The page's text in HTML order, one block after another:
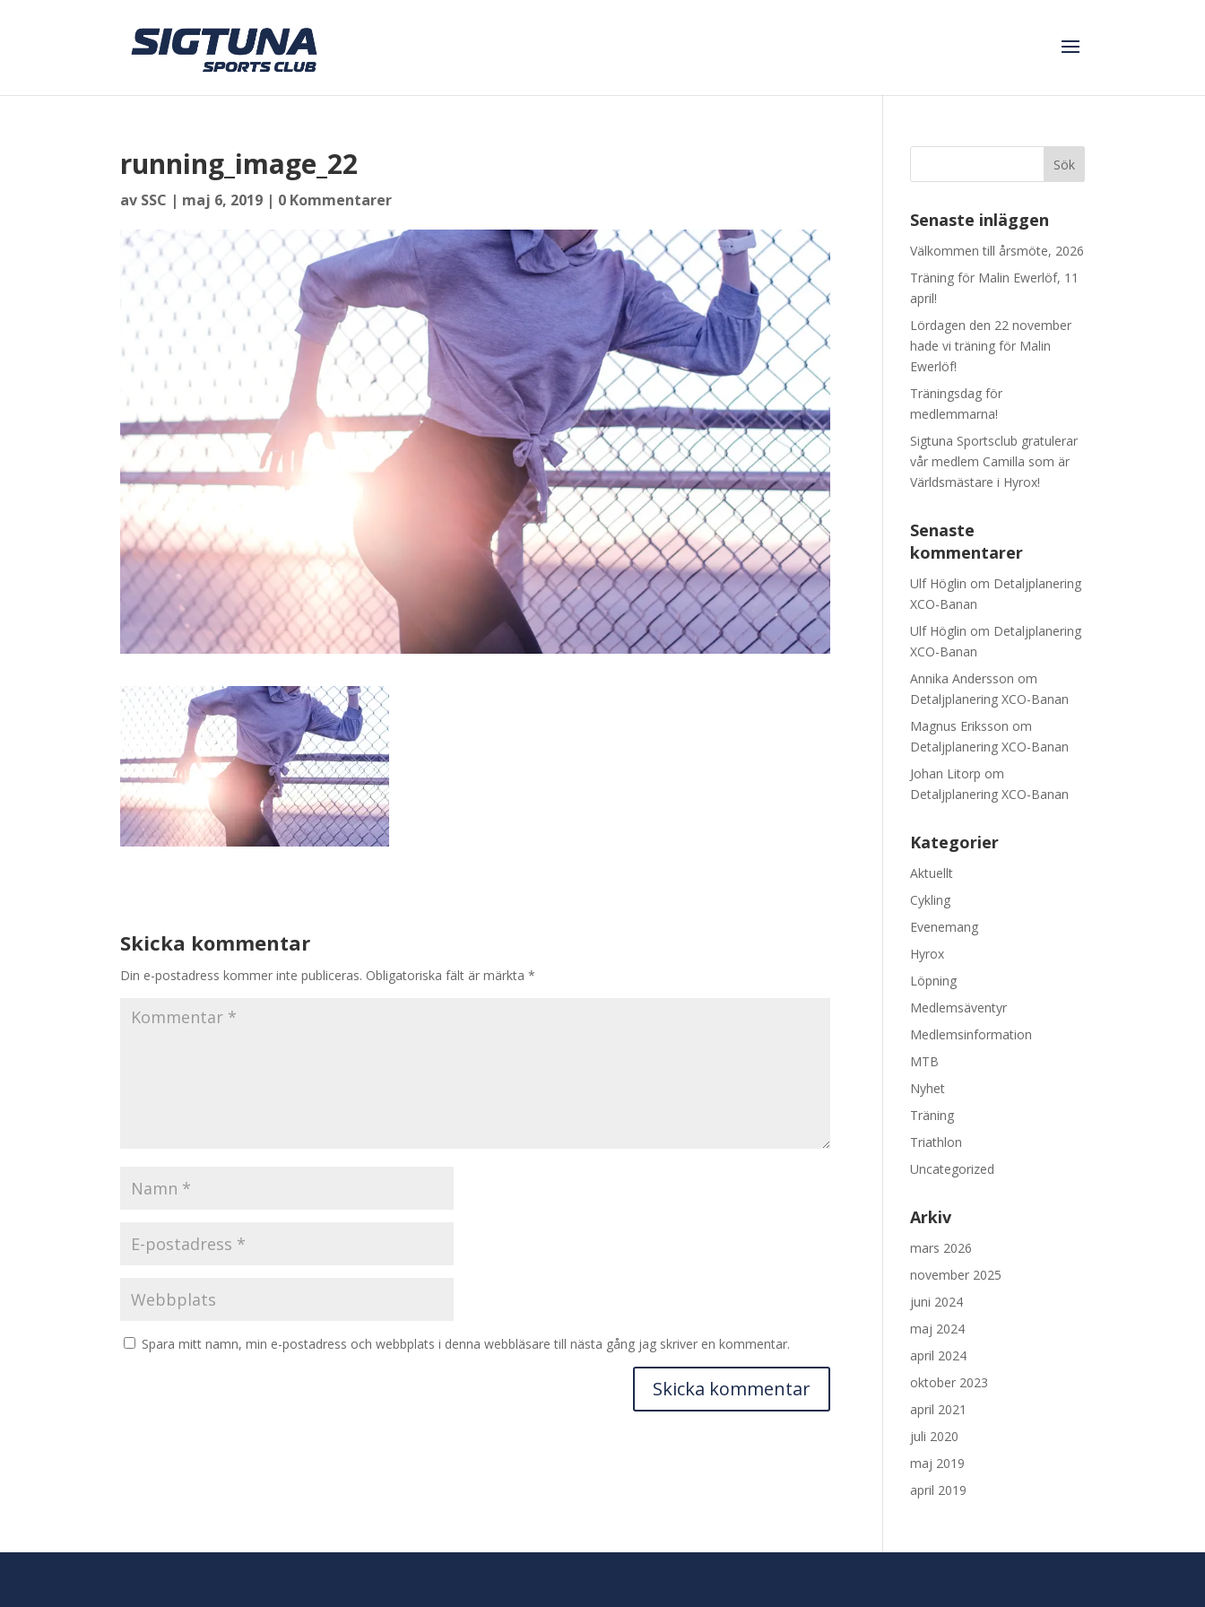
running_image_22
av SSC | maj 6, 2019 | 0 Kommentarer
Skicka kommentar
Din e-postadress kommer inte publiceras. Obligatoriska fält är märkta*
Spara mitt namn, min e-postadress och webbplats i denna webbläsare till nästa gång jag skriver en kommentar.
Senaste inläggen
Välkommen till årsmöte, 2026
Träning för Malin Ewerlöf, 11
april!
Lördagen den 22 november
hade vi träning för Malin
Ewerlöf!
Träningsdag för
medlemmarna!
Sigtuna Sportsclub gratulerar
vår medlem Camilla som är
Världsmästare i Hyrox!
Senaste
kommentarer
Ulf Höglin om Detaljplanering
XCO-Banan
Ulf Höglin om Detaljplanering
XCO-Banan
Annika Andersson om
Detaljplanering XCO-Banan
Magnus Eriksson om
Detaljplanering XCO-Banan
Johan Litorp om
Detaljplanering XCO-Banan
Kategorier
Aktuellt
Cykling
Evenemang
Hyrox
Löpning
Medlemsäventyr
Medlemsinformation
MTB
Nyhet
Träning
Triathlon
Uncategorized
Arkiv
mars 2026
november 2025
juni 2024
maj 2024
april 2024
oktober 2023
april 2021
juli 2020
maj 2019
april 2019